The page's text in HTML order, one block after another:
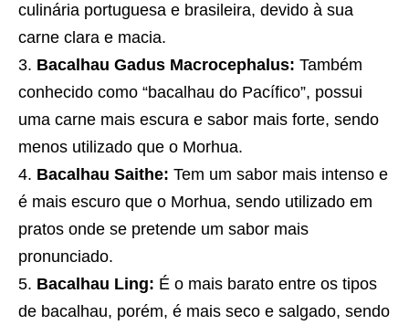
culinária portuguesa e brasileira, devido à sua
carne clara e macia.
Bacalhau Gadus Macrocephalus: Também
conhecido como “bacalhau do Pacífico”, possui
uma carne mais escura e sabor mais forte, sendo
menos utilizado que o Morhua.
Bacalhau Saithe: Tem um sabor mais intenso e
é mais escuro que o Morhua, sendo utilizado em
pratos onde se pretende um sabor mais
pronunciado.
Bacalhau Ling: É o mais barato entre os tipos
de bacalhau, porém, é mais seco e salgado, sendo